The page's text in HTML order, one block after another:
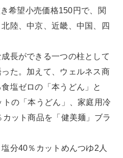
希望小売価格150円で、関
陸、中京、近畿、中国、四
長ができる一つの柱として
た。加えて、ウェルネス商
塩ゼロの「本うどん」と
トの「本うどん」、家庭用冷
ット商品を「健美麺」ブラ
分40％カットめんつゆ2人